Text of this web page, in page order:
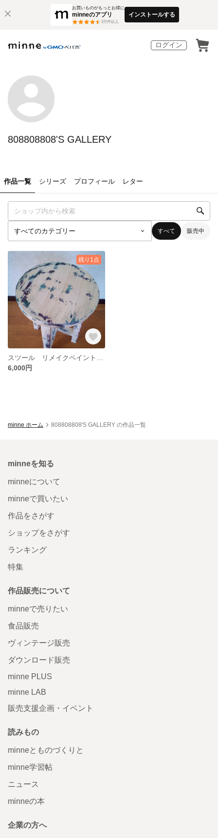
お買いものがもっとお得に
minneのアプリ
3万件以上
インストールする
ログイン
808808808'S GALLERY
作品一覧 シリーズ プロフィール レター
すべて 販売中
残り1点
6,000円
minne ホーム 808808808'S GALLERY の作品一覧
minneを知る
minneについて
minneで買いたい
作品をさがす
ショップをさがす
ランキング
特集
作品販売について
minneで売りたい
食品販売
ヴィンテージ販売
ダウンロード販売
minne PLUS
minne LAB
販売支援企画・イベント
読みもの
minneとものづくりと
minne学習帖
ニュース
minneの本
企業の方へ